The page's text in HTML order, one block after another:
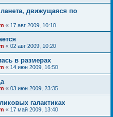
движущаяся по
« 17 авг 2009, 10:10
« 02 авг 2009, 10:20
в размерах
« 14 июн 2009, 16:50
« 03 июн 2009, 23:35
галактиках
« 17 май 2009, 13:40